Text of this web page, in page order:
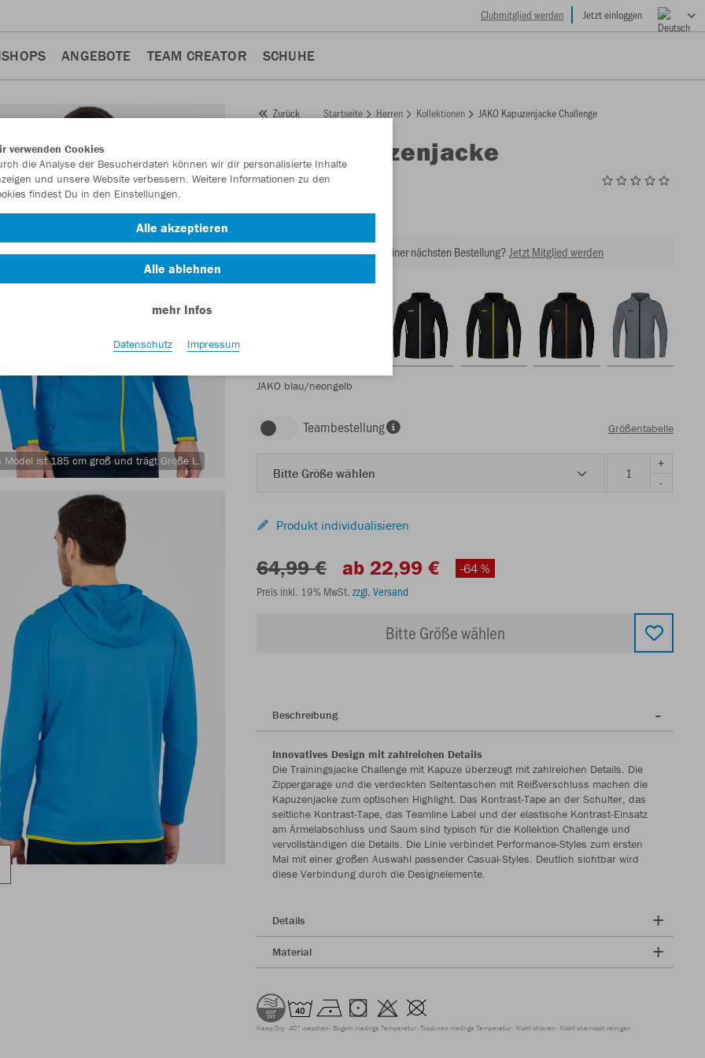
Clubmitglied werden Jetzt einloggen
ANGEBOTE TEAM CREATOR SCHUHE
Model ist 185 cm groß und trägt Größe L.
Zurück Startseite Herren Kollektionen JAKO Kapuzenjacke Challenge
Kapuzenjacke
Challenge
Lust auf 30% Rabatt bei Deiner nächsten Bestellung? Jetzt Mitglied werden
JAKO blau/neongelb
Teambestellung Größentabelle
Bitte Größe wählen
+
-
Produkt individualisieren
64,99 € ab 22,99 €
-64 %
Preis inkl. 19% MwSt. zzgl. Versand
Bitte Größe wählen
Beschreibung
Innovatives Design mit zahlreichen Details
Die Trainingsjacke Challenge mit Kapuze überzeugt mit zahlreichen Details. Die
Zippergarage und die verdeckten Seitentaschen mit Reißverschluss machen die
Kapuzenjacke zum optischen Highlight. Das Kontrast-Tape an der Schulter, das
seitliche Kontrast-Tape, das Teamline Label und der elastische Kontrast-Einsatz
am Ärmelabschluss und Saum sind typisch für die Kollektion Challenge und
vervollständigen die Details. Die Linie verbindet Performance-Styles zum ersten
Mal mit einer großen Auswahl passender Casual-Styles. Deutlich sichtbar wird
diese Verbindung durch die Designelemente.
Details
Material
Keep Dry 40° waschen Bügeln niedrige Temperatur Trocknen niedrige Temperatur Nicht chloren Nicht chemisch reinigen
verwenden Cookies
die Analyse der Besucherdaten können wir dir personalisierte Inhalte
und unsere Website verbessern. Weitere Informationen zu den
findest Du in den Einstellungen.
Alle akzeptieren
Alle ablehnen
mehr Infos
Datenschutz Impressum